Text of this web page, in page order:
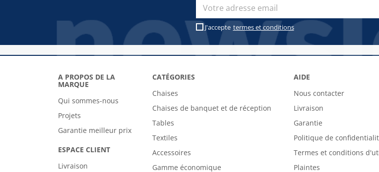
J'accepte termes et conditions
A PROPOS DE LA
MARQUE
Qui sommes-nous
Projets
Garantie meilleur prix
ESPACE CLIENT
Livraison
CATÉGORIES
Chaises
Chaises de banquet et de réception
Tables
Textiles
Accessoires
Gamme économique
AIDE
Nous contacter
Livraison
Garantie
Politique de
Termes et conditions
Plaintes